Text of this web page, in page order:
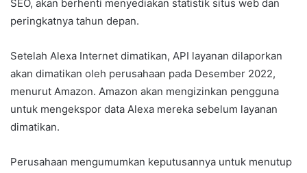
SEO, akan berhenti menyediakan statistik situs web dan
peringkatnya tahun depan.
Setelah Alexa Internet dimatikan, API layanan dilaporkan
akan dimatikan oleh perusahaan pada Desember 2022,
menurut Amazon. Amazon akan mengizinkan pengguna
untuk mengekspor data Alexa mereka sebelum layanan
dimatikan.
Perusahaan mengumumkan keputusannya untuk menutup